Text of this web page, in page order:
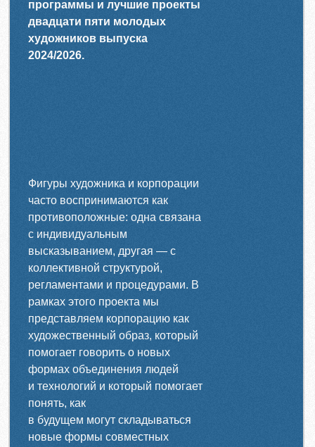
программы и лучшие проекты
двадцати пяти молодых
художников выпуска
2024/2026.
Фигуры художника и корпорации
часто воспринимаются как
противоположные: одна связана
с индивидуальным
высказыванием, другая — с
коллективной структурой,
регламентами и процедурами. В
рамках этого проекта мы
представляем корпорацию как
художественный образ, который
помогает говорить о новых
формах объединения людей
и технологий и который помогает
понять, как
в будущем могут складываться
новые формы совместных